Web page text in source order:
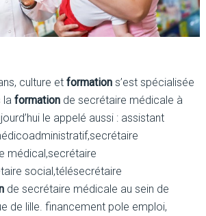
culture et formations’est spécialisée
la formationde secrétaire médicale à
le appelé aussi : assistant
médical,secrétaire
social,télésecrétaire
de secrétaire médicale au sein de
de lille. financement pole emploi,